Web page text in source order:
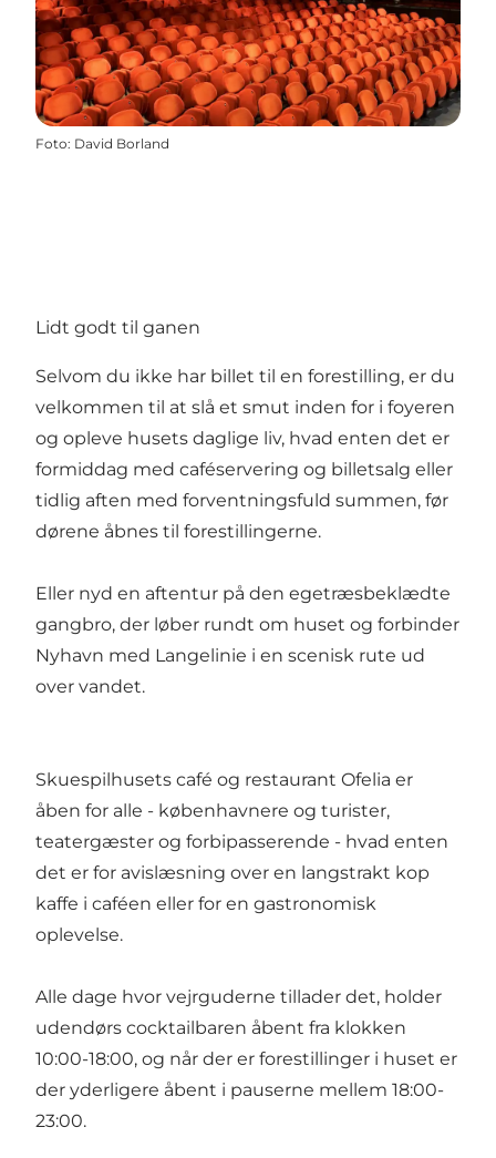
Foto: David Borland
Lidt godt til ganen
Selvom du ikke har billet til en forestilling, er du
velkommen til at slå et smut inden for i foyeren
og opleve husets daglige liv, hvad enten det er
formiddag med caféservering og billetsalg eller
tidlig aften med forventningsfuld summen, før
dørene åbnes til forestillingerne.
Eller nyd en aftentur på den egetræsbeklædte
gangbro, der løber rundt om huset og forbinder
Nyhavn med Langelinie i en scenisk rute ud
over vandet.
Skuespilhusets café og restaurant Ofelia er
åben for alle - københavnere og turister,
teatergæster og forbipasserende - hvad enten
det er for avislæsning over en langstrakt kop
kaffe i caféen eller for en gastronomisk
oplevelse.
Alle dage hvor vejrguderne tillader det, holder
udendørs cocktailbaren åbent fra klokken
10:00-18:00, og når der er forestillinger i huset er
der yderligere åbent i pauserne mellem 18:00-
23:00.